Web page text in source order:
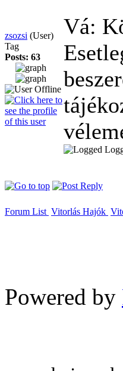
zsozsi (User)
Tag
Posts: 63
Vá:
Forum List Vitorlás Hajók
Powered by